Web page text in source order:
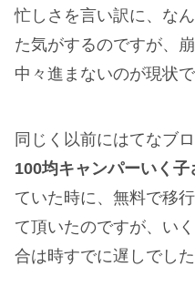
忙しさを言い訳に、な
た気がするのですが、
中々進まないのが現状で
同じく以前にはてなブ
100均キャンパーいく子
ていた時に、無料で移
て頂いたのですが、い
合は時すでに遅しでした